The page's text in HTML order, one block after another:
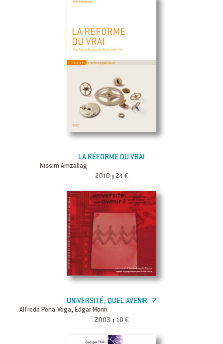
LA RÉFORME DU VRAI
Nissim Amzallag
2010 24 €
UNIVERSITÉ, QUEL AVENIR ?
Alfredo Pena-Vega, Edgar Morin
2003 10 €